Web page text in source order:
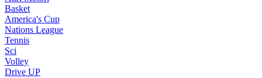
Basket
America's Cup
Nations League
Tennis
Sci
Volley
Drive UP